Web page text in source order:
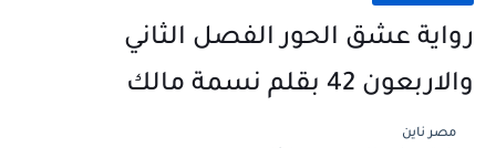
رواية عشق الحور الفصل الثاني
والاربعون 42 بقلم نسمة مالك
مصر ناين